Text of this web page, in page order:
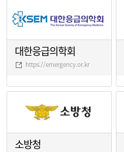
대한응급의학회
https://emergency.or.kr
소방청